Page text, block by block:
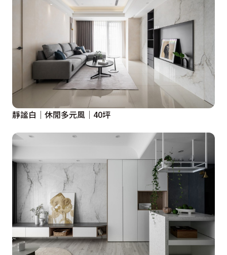
靜謐白│休閒多元風│40坪